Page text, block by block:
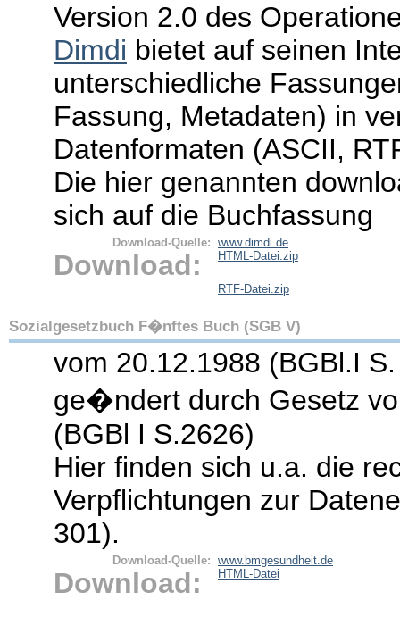
Version 2.0 des
Dimdi bietet auf seinen
unterschiedliche
Fassung, Metadaten) in
Datenformaten (ASCII,
Die hier genannten
sich auf die Buchfassung
Download-Quelle: www.dimdi.de
Download: HTML-Datei.zip
RTF-Datei.zip
Sozialgesetzbuch F�nftes Buch (SGB V)
vom 20.12.1988 (BGBl.I
ge�ndert durch Gesetz
(BGBl I S.2626)
Hier finden sich u.a. die
Verpflichtungen zur
301).
Download-Quelle: www.bmgesundheit.de
Download: HTML-Datei